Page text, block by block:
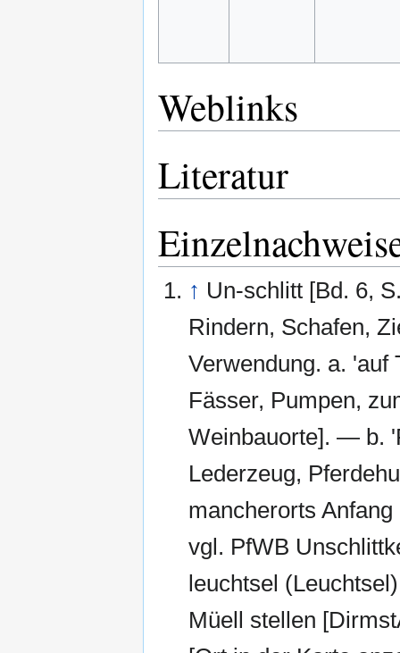
Weblinks
Literatur
↑ Un-schlitt [Bd. 6,
Rindern, Schafen,
Verwendung. a. 'auf
Fässer, Pumpen,
Weinbauorte]. — b.
Lederzeug,
mancherorts
vgl. PfWB
leuchtsel
Müell stellen